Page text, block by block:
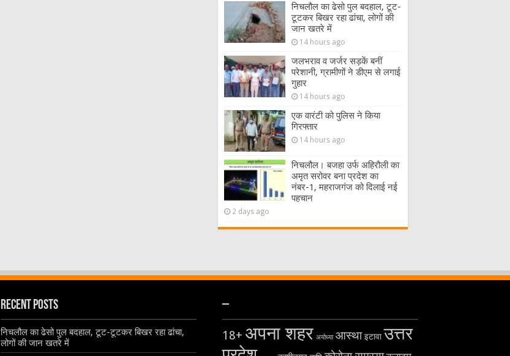
निचलौल का ढेसो पुल बदहाल, टूट-
टूटकर बिखर रहा ढांचा, लोगों की
जान खतरे में
14 hours ago
जलभराव व जर्जर सड़कें बनीं
परेशानी, ग्रामीणों ने डीएम से लगाई
गुहार
14 hours ago
एक वारंटी को पुलिस ने किया
गिरफ्तार
14 hours ago
निचलौल। बजहा उर्फ अहिरौली का
अमृत सरोवर बना प्रदेश का
नंबर-1, महराजगंज को दिलाई नई
पहचान
2 days ago
Recent Posts
निचलौल का ढेसो पुल बदहाल, टूट-टूटकर बिखर रहा ढांचा,
लोगों की जान खतरे में
–
18+ अपना शहर अयोध्या आस्था इटावा उत्तर